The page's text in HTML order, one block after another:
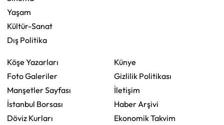
Yaşam
Kültür-Sanat
Dış Politika
Köşe Yazarları
Foto Galeriler
Manşetler Sayfası
İstanbul Borsası
Döviz Kurları
Künye
Gizlilik Politikası
İletişim
Haber Arşivi
Ekonomik Takvim